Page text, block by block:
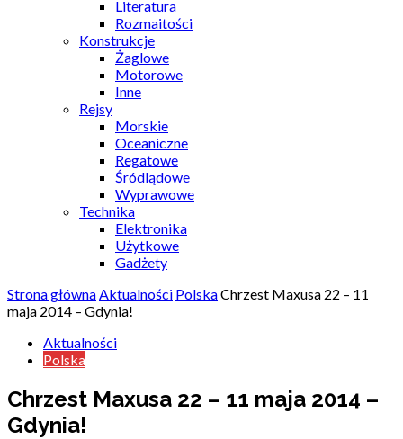
Literatura
Rozmaitości
Konstrukcje
Żaglowe
Motorowe
Inne
Rejsy
Morskie
Oceaniczne
Regatowe
Śródlądowe
Wyprawowe
Technika
Elektronika
Użytkowe
Gadżety
Strona głównaAktualności PolskaChrzest Maxusa 22 – 11
maja 2014 – Gdynia!
Aktualności
Polska
Chrzest Maxusa 22 – 11 maja 2014 –
Gdynia!